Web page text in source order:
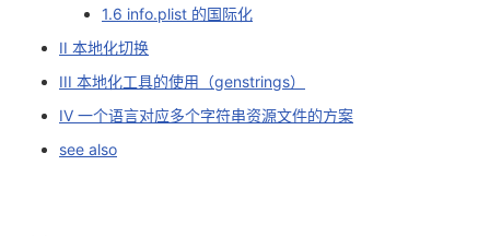
博
的
我
1.6 info.plist 的国际化
II 本地化切换
III 本地化工具的使用（genstrings）
IV 一个语言对应多个字符串资源文件的方案
see also